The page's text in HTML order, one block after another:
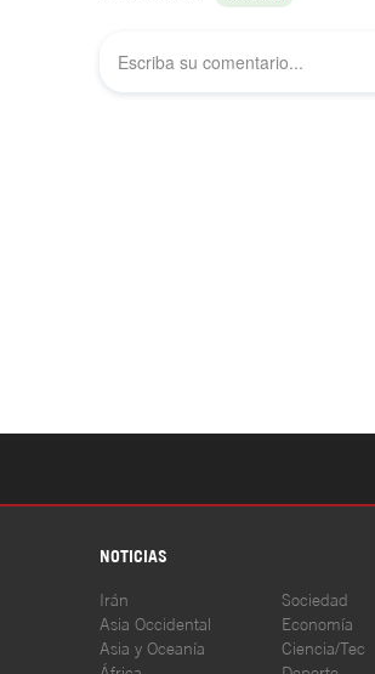
NOTICIAS
Irán
Asia Occidental
Asia y Oceanía
África
Sociedad
Economía
Ciencia/Tec
Deporte